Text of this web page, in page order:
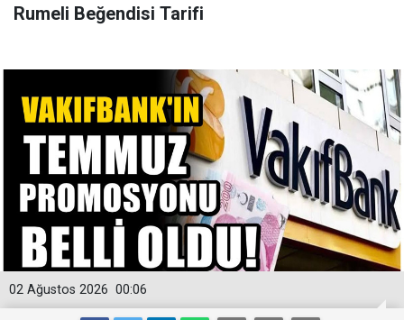
Rumeli Beğendisi Tarifi
00:06
02 Ağustos 2026